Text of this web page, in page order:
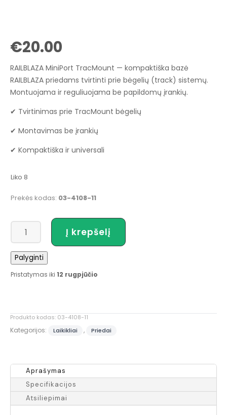
€20.00
RAILBLAZA MiniPort TracMount — kompaktiška bazė
RAILBLAZA priedams tvirtinti prie bėgelių (track) sistemų.
Montuojama ir reguliuojama be papildomų įrankių.
✔ Tvirtinimas prie TracMount bėgelių
✔ Montavimas be įrankių
✔ Kompaktiška ir universali
Liko 8
Prekės kodas: 03-4108-11
kiekis:
RAILBLAZA
Užraktas
MiniPort
Į krepšelį
Palyginti
Pristatymas iki 12 rugpjūčio
Produkto kodas: 03-4108-11
Kategorijos: Laikikliai , Priedai
Aprašymas
Specifikacijos
Atsiliepimai